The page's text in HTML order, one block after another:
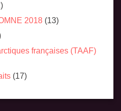
2018 (13)
françaises (TAAF)
(17)